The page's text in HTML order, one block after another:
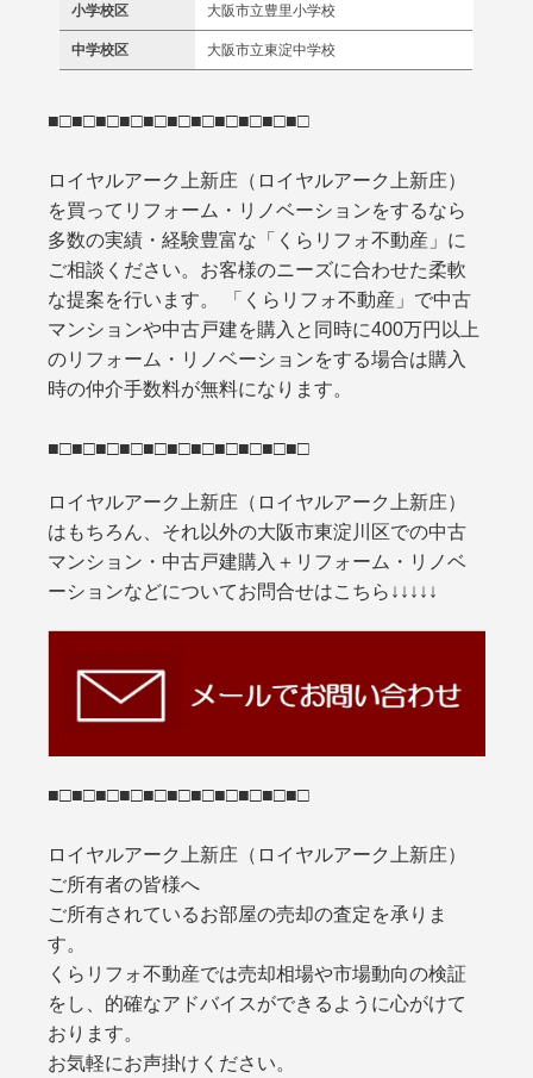
小学校区 大阪市立豊里小学校
中学校区 大阪市立東淀中学校
■□■□■□■□■□■□■□■□■□■□■□
ロイヤルアーク上新庄（ロイヤルアーク上新庄）
を買ってリフォーム・リノベーションをするなら
多数の実績・経験豊富な「くらリフォ不動産」に
ご相談ください。お客様のニーズに合わせた柔軟
な提案を行います。 「くらリフォ不動産」で中古
マンションや中古戸建を購入と同時に400万円以上
のリフォーム・リノベーションをする場合は購入
時の仲介手数料が無料になります。
■□■□■□■□■□■□■□■□■□■□■□
ロイヤルアーク上新庄（ロイヤルアーク上新庄）
はもちろん、それ以外の大阪市東淀川区での中古
マンション・中古戸建購入＋リフォーム・リノベ
ーションなどについてお問合せはこちら↓↓↓↓↓
■□■□■□■□■□■□■□■□■□■□■□
ロイヤルアーク上新庄（ロイヤルアーク上新庄）
ご所有者の皆様へ
ご所有されているお部屋の売却の査定を承りま
す。
くらリフォ不動産では売却相場や市場動向の検証
をし、的確なアドバイスができるように心がけて
おります。
お気軽にお声掛けください。